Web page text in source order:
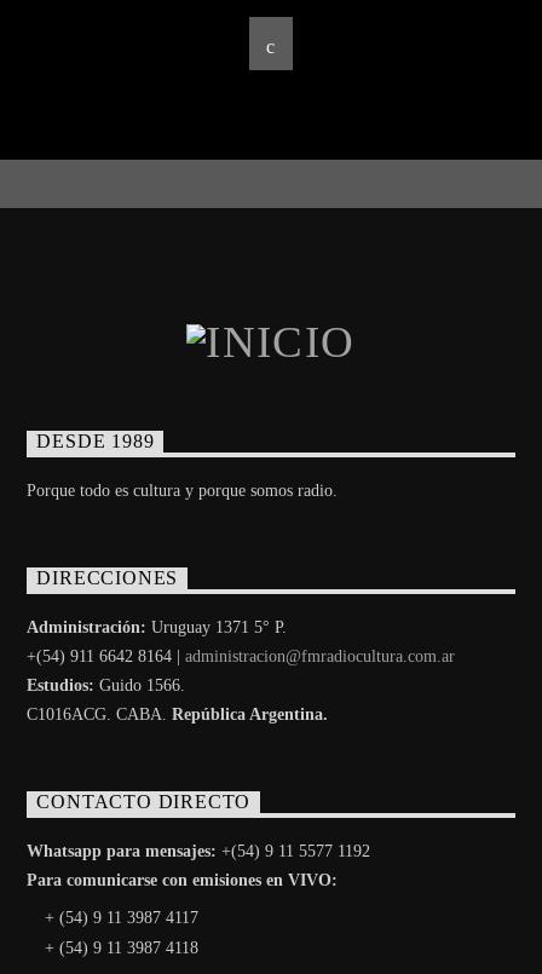
DESDE 1989
Porque todo es cultura y porque somos radio.
DIRECCIONES
Administración: Uruguay 1371 5° P.
+(54) 911 6642 8164 |administracion@fmradiocultura.com.ar
Estudios: Guido 1566.
C1016ACG . CABA.República Argentina.
CONTACTO DIRECTO
Whatsapp para mensajes: +(54) 9 11 5577 1192
Para comunicarse con emisiones en VIVO:
+ (54) 9 11 3987 4117
+ (54) 9 11 3987 4118